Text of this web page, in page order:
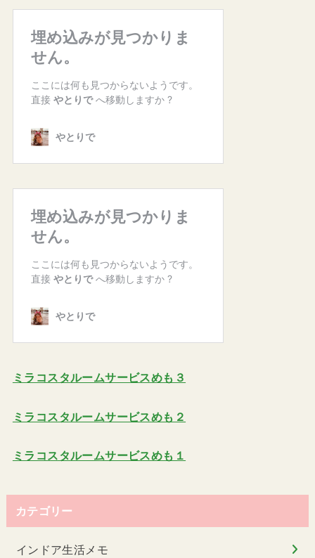
ミラコスタルームサービスめも３
ミラコスタルームサービスめも２
ミラコスタルームサービスめも１
カテゴリー
インドア生活メモ